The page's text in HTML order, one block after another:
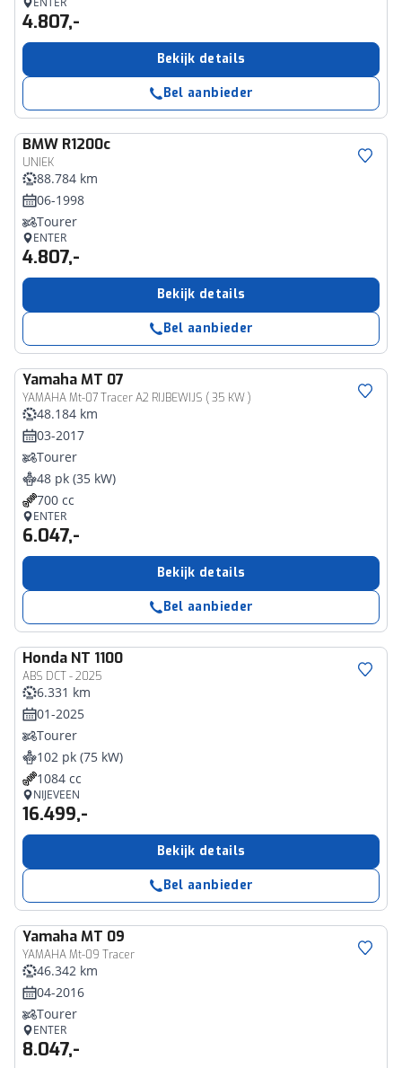
4.807,-
Bekijk details
Bel aanbieder
BMW R1200c
UNIEK
88.784 km
06-1998
Tourer
ENTER
4.807,-
Bekijk details
Bel aanbieder
YamahaMT 07
YAMAHA Mt-07 Tracer A2 RIJBEWIJS ( 35 KW )
48.184 km
03-2017
Tourer
48 pk (35 kW)
700 cc
ENTER
6.047,-
Bekijk details
Bel aanbieder
Honda NT 1100
ABS DCT - 2025
6.331 km
01-2025
Tourer
102 pk (75 kW)
1084 cc
NIJEVEEN
16.499,-
Bekijk details
Bel aanbieder
YamahaMT 09
YAMAHA Mt-09 Tracer
46.342 km
04-2016
Tourer
ENTER
8.047,-